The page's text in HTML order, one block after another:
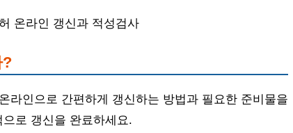
온라인 갱신과 적성검사
?
라인으로 간편하게 갱신하는 방법과 필요한 준비물을
로 갱신을 완료하세요.